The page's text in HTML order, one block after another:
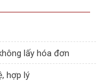
lấy hóa đơn
hợp lý